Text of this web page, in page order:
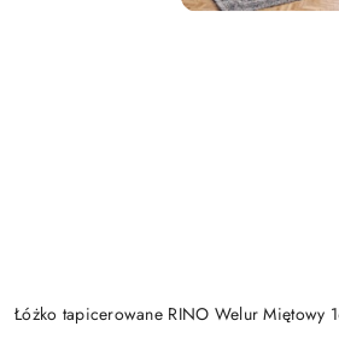
Łóżko tapicerowane RINO Welur Miętowy